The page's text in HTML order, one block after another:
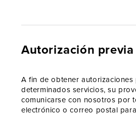
Autorización previa
A fin de obtener autorizaciones
determinados servicios, su
comunicarse con nosotros por
electrónico o correo postal